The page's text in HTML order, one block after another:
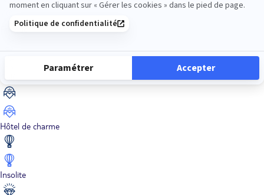
Ethique
Golf
Hôtel de charme
Insolite